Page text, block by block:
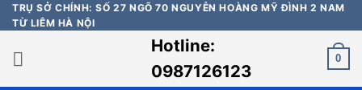
Bỏ
qua
nội
dung
TRỤ SỞ CHÍNH: SỐ 27 NGÕ 70 NGUYỄN HOÀNG MỸ ĐÌNH 2 NAM
TỪ LIÊM HÀ NỘI
Hotline:
0987126123
0